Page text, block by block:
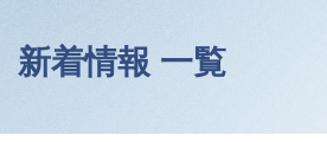
新着情報 一覧